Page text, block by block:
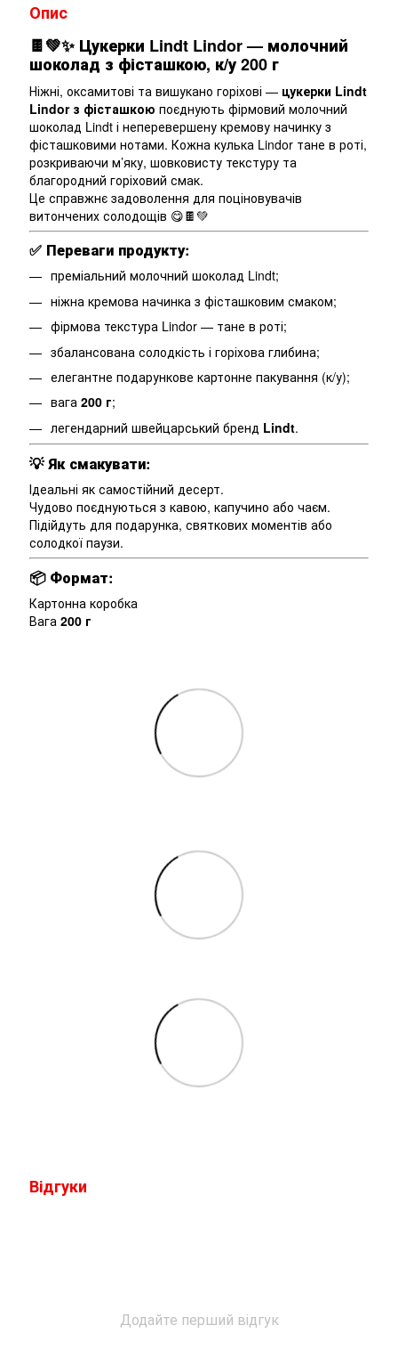
Опис
🍫💚✨Цукерки Lindt Lindor — молочний
шоколад з фісташкою, к/у 200 г
Ніжні, оксамитові та вишукано горіхові — цукерки Lindt
Lindor з фісташкою поєднують фірмовий молочний
шоколад Lindt і неперевершену кремову начинку з
фісташковими нотами. Кожна кулька Lindor тане в роті,
розкриваючи м’яку, шовковисту текстуру та
благородний горіховий смак.
Це справжнє задоволення для поціновувачів
витончених солодощів 😋🍫💚
✅ Переваги продукту:
преміальний молочний шоколад Lindt;
ніжна кремова начинка з фісташковим смаком;
фірмова текстура Lindor — тане в роті;
збалансована солодкість і горіхова глибина;
елегантне подарункове картонне пакування (к/у);
вага 200 г;
легендарний швейцарський бренд Lindt.
💡Як смакувати:
Ідеальні як самостійний десерт.
Чудово поєднуються з кавою, капучино або чаєм.
Підійдуть для подарунка, святкових моментів або
солодкої паузи.
📦 Формат:
Картонна коробка
Вага 200 г
Відгуки
Додайте перший відгук